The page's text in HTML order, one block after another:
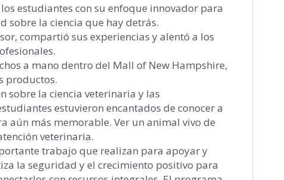
estudiantes con su enfoque innovador para
sobre la ciencia que hay detrás.
compartió sus experiencias y alentó a los
a mano dentro del Mall of New Hampshire,
productos.
sobre la ciencia veterinaria y las
estuvieron encantados de conocer a
aún más memorable. Ver un animal vivo de
veterinaria.
trabajo que realizan para apoyar y
la seguridad y el crecimiento positivo para